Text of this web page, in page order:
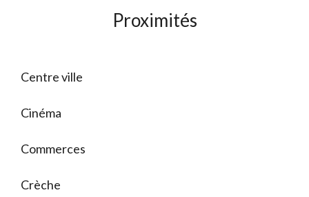
Proximités
Centre ville
Cinéma
Commerces
Crèche